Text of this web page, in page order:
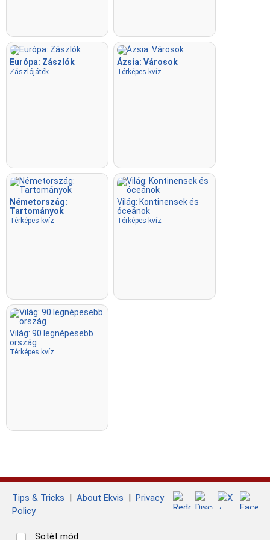
Európa: Zászlók
Zászlójáték
Ázsia: Városok
Térképes kvíz
Németország:
Tartományok
Térképes kvíz
Világ: Kontinensek és
óceánok
Térképes kvíz
Világ: 90 legnépesebb
ország
Térképes kvíz
Tips & Tricks | About Ekvis | Privacy
Policy
Sötét mód